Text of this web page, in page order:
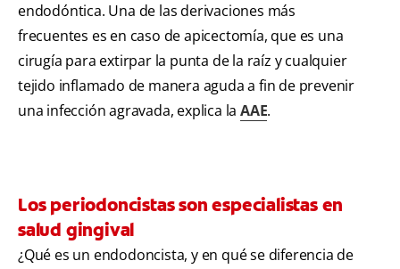
endodóntica. Una de las derivaciones más
frecuentes es en caso de apicectomía, que es una
cirugía para extirpar la punta de la raíz y cualquier
tejido inflamado de manera aguda a fin de prevenir
una infección agravada, explica laAAE.
Los periodoncistas son especialistas en
salud gingival
¿Qué es un endodoncista, y en qué se diferencia de